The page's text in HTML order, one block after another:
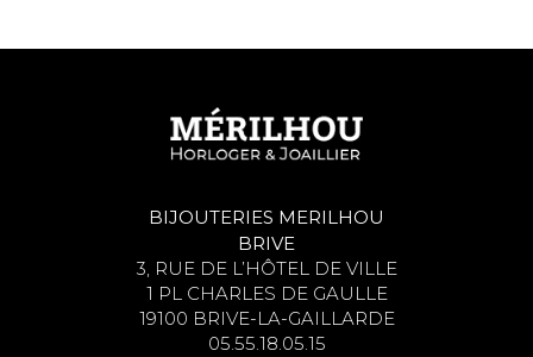
BIJOUTERIES MERILHOU
BRIVE
3, RUE DE L’HÔTEL DE VILLE
1 PL CHARLES DE GAULLE
19100 BRIVE-LA-GAILLARDE
05.55.18.05.15